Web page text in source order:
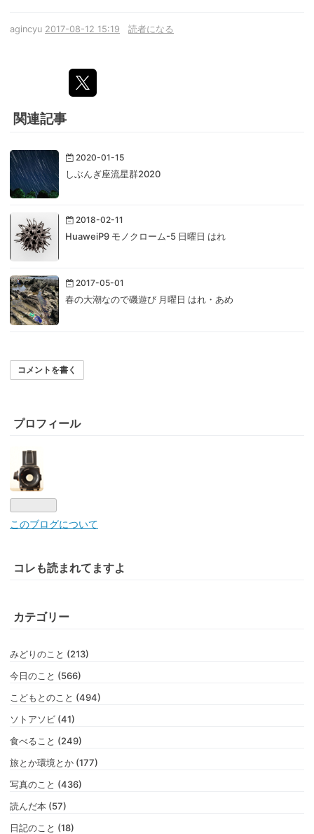
agincyu 2017-08-12 15:19 読者になる
関連記事
2020-01-15
しぶんぎ座流星群2020
2018-02-11
HuaweiP9 モノクローム-5 日曜日 はれ
2017-05-01
春の大潮なので磯遊び 月曜日 はれ・あめ
コメントを書く
プロフィール
このブログについて
コレも読まれてますよ
カテゴリー
みどりのこと (213)
今日のこと (566)
こどもとのこと (494)
ソトアソビ (41)
食べること (249)
旅とか環境とか (177)
写真のこと (436)
読んだ本 (57)
日記のこと (18)